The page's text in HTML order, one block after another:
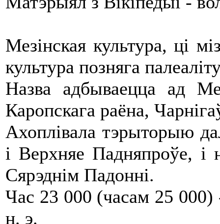
Мезінская культура, ці
культура позняга
Назва адбываецца ад
Каропскага раёна,
Ахоплівала тэрыторыю
і Верхняе Падняпроўе,
Сярэднім Падонні.
Час 23 000 (часам 25
н. э.